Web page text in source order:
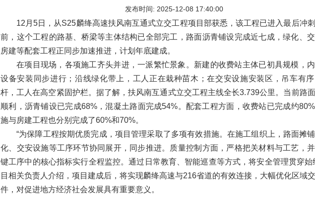
发布时间: 2025-12-08 17:40:00
12月5日，从S25麟绛高速扶风南互通式立交工程项目部获悉，该工程已进入最后冲
前，这个工程的路基、桥梁等主体结构已全部完工，路面沥青铺设完成近七成，绿化、
房建等配套工程正同步加速推进，计划年底建成。
在项目现场，各项施工齐头并进，一派繁忙景象。新建的收费站主体已初具规模，
设备安装同步进行；沿线绿化带上，工人正在栽种苗木；在交安设施安装区，吊车有
杆，工人在高空紧固护栏。据了解，扶风南互通式立交工程主线全长3.739公里。当前路
顺利，沥青铺设已完成68%，混凝土路面完成54%。配套工程方面，收费站已完成约
施与房建工程也分别完成了60%和70%。
“为保障工程按期优质完成，项目管理采取了多项有效措施。在施工组织上，路面摊
化、交安设施等工序环节协同展开，同步推进。质量控制方面，严格把关材料与工艺，
键工序中的核心指标实行全程监控。通过日常教育、智能巡查等方式，将安全管理贯穿始
目相关负责人介绍，项目建成后，将实现麟绛高速与216省道的有效连接，大幅优化区域
件，对促进地方经济社会发展具有重要意义。